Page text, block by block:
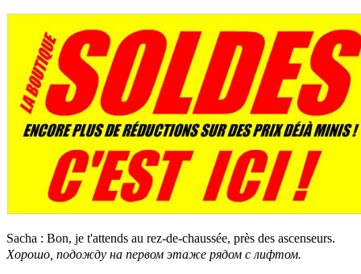
Sacha : Bon, je t'attends au rez-de-chaussée, près des ascenseurs.
Хорошо, подожду на первом этаже рядом с лифтом.